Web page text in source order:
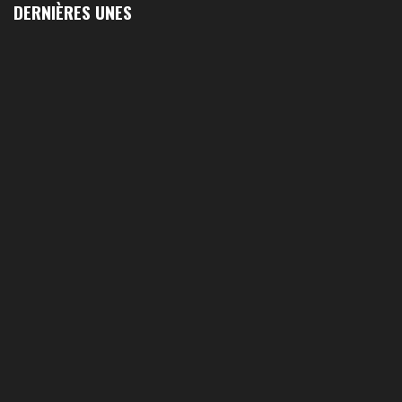
DERNIÈRES UNES